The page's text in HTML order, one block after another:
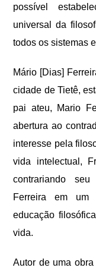
possível
universal da
todos os sistemas
Mário [Dias]
cidade de Tietê,
pai ateu, Mario
abertura ao
interesse pela
vida intelectual,
contrariando
Ferreira em um
educação
vida.
Autor de uma